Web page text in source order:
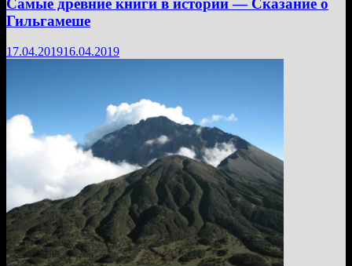
Самые древние книги в истории — Сказание о
Гильгамеше
17.04.201916.04.2019